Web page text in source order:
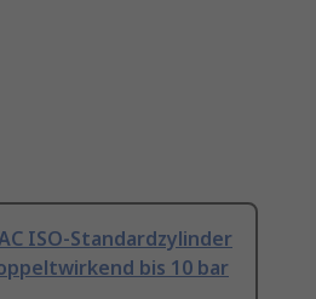
ISO-Standardzylinder
bis 10 bar